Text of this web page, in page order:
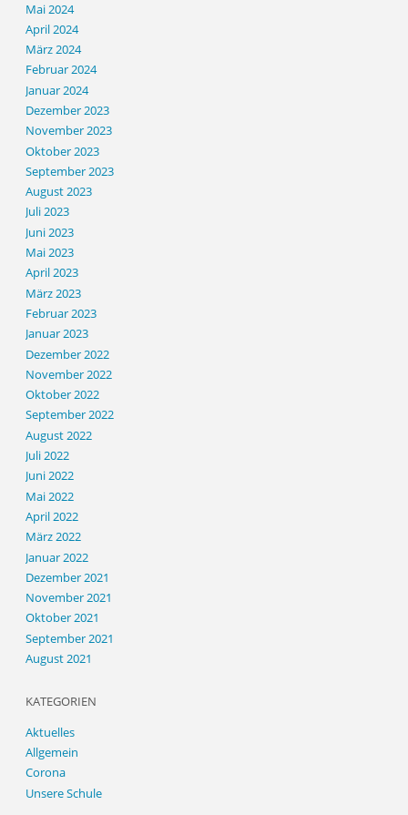
Mai 2024
April 2024
März 2024
Februar 2024
Januar 2024
Dezember 2023
November 2023
Oktober 2023
September 2023
August 2023
Juli 2023
Juni 2023
Mai 2023
April 2023
März 2023
Februar 2023
Januar 2023
Dezember 2022
November 2022
Oktober 2022
September 2022
August 2022
Juli 2022
Juni 2022
Mai 2022
April 2022
März 2022
Januar 2022
Dezember 2021
November 2021
Oktober 2021
September 2021
August 2021
KATEGORIEN
Aktuelles
Allgemein
Corona
Unsere Schule